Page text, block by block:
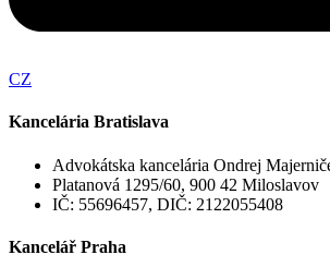
CZ
Kancelária Bratislava
Advokátska kancelária Ondrej
Platanová 1295/60, 900 42 Miloslavov
IČ: 55696457, DIČ: 2122055408
Kancelář Praha